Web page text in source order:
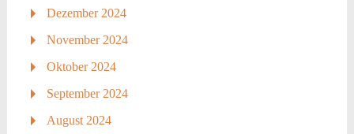
Dezember 2024
November 2024
Oktober 2024
September 2024
August 2024